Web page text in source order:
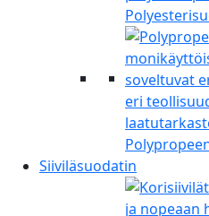
Siiviläsuodatin